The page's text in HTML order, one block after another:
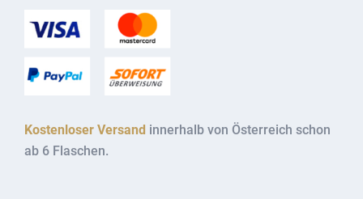
Kostenloser Versand innerhalb von Österreich schon
ab 6 Flaschen.